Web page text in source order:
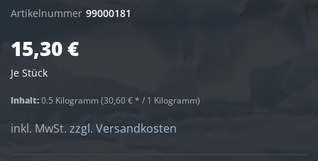
Artikelnummer 99000181
15,30 €
Je Stück
Inhalt:0.5 Kilogramm (30,60 € * / 1 Kilogramm)
inkl. MwSt. zzgl. Versandkosten